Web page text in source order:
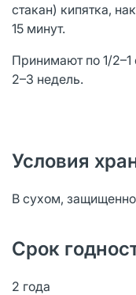
стакан) кипятка,
15 минут.
Принимают по 1/2–1
2–3 недель.
Условия
В сухом,
Срок
2 года